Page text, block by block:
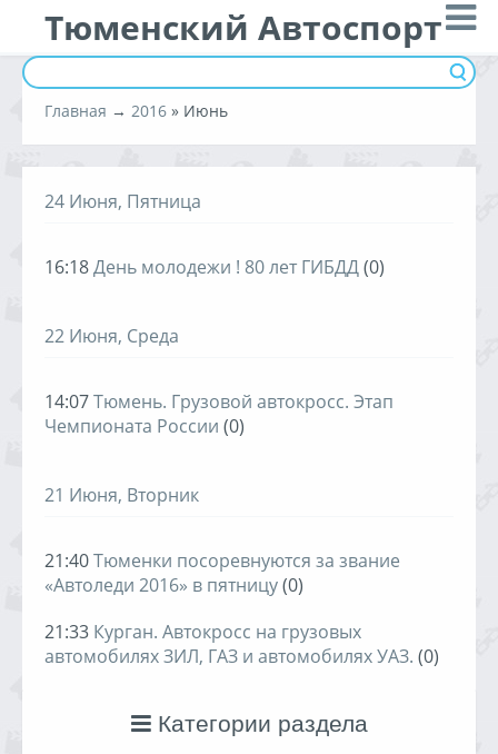
Тюменский Автоспорт
Категории раздела
Главная → 2016 » Июнь
24 Июня, Пятница
16:18День молодежи ! 80 лет ГИБДД(0)
22 Июня, Среда
14:07Тюмень. Грузовой автокросс. Этап
Чемпионата России (0)
21 Июня, Вторник
21:40Тюменки посоревнуются за звание
«Автоледи 2016» в пятницу(0)
21:33 Курган. Автокросс на грузовых
автомобилях ЗИЛ, ГАЗ и автомобилях УАЗ. (0)